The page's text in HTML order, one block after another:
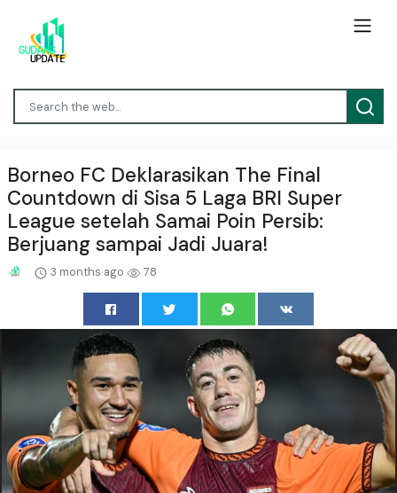
Borneo FC Deklarasikan The Final
Countdown di Sisa 5 Laga BRI Super
League setelah Samai Poin Persib:
Berjuang sampai Jadi Juara!
3 months ago 78